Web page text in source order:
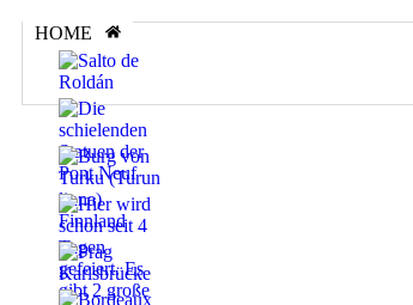
HOME
Winterreise 25/26 (1)
Witziges – Die schielenden Statuen
Die grausamen Schatten der Burg